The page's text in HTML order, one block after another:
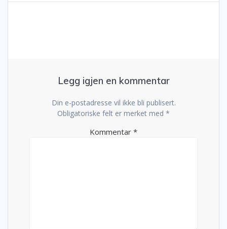
Legg igjen en kommentar
Din e-postadresse vil ikke bli publisert.
Obligatoriske felt er merket med *
Kommentar *